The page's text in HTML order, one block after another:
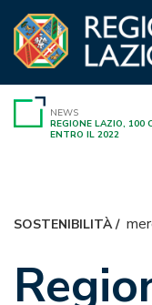
contenuto
NEWS
REGIONE LAZIO, 100
ENTRO IL 2022
SOSTENIBILITÀ/